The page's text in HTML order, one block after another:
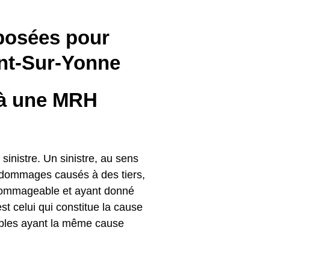
pour
Sur-Yonne
une MRH
Un sinistre, au sens
causés à des tiers,
et ayant donné
celui qui constitue la cause
ayant la même cause